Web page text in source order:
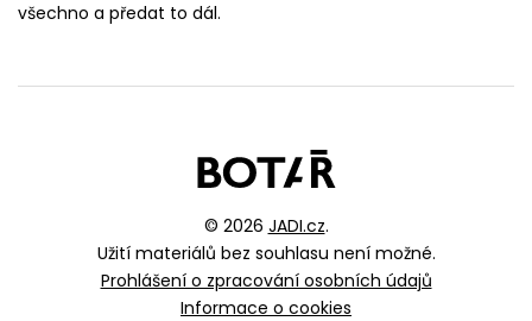
všechno a předat to dál.
© 2026 JADI.cz.
Užití materiálů bez souhlasu není možné.
Prohlášení o zpracování osobních údajů
Informace o cookies